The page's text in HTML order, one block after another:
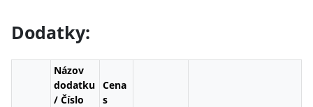
Dodatky:
Názov
dodatku
/ Číslo
Cena
s